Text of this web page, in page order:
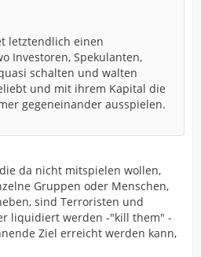
letztendlich einen
Investoren, Spekulanten,
schalten und walten
und mit ihrem Kapital die
gegeneinander ausspielen.
da nicht mitspielen wollen,
Gruppen oder Menschen,
sind Terroristen und
liquidiert werden -"kill them" -
Ziel erreicht werden kann,